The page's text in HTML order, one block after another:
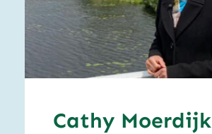
Cathy Moerdijk